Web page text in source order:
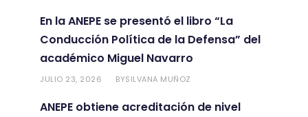
En la ANEPE se presentó el libro “La
Conducción Política de la Defensa” del
académico Miguel Navarro
JULIO 23, 2026 BYSILVANA MUÑOZ
ANEPE obtiene acreditación de nivel